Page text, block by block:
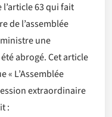
63 qui fait
de l’assemblée
une
abrogé. Cet article
« L’Assemblée
extraordinaire
: